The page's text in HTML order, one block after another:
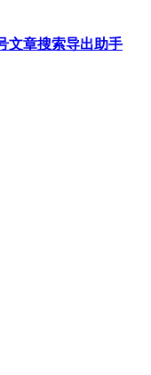
文章搜索导出助手